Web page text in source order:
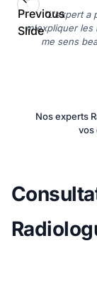
"L'expert a
m'expliquer les
me sens
Previous
Slide
Nos experts
vos